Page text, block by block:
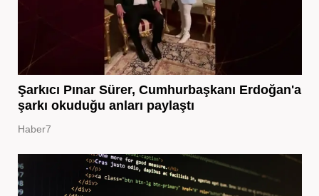
Şarkıcı Pınar Sürer, Cumhurbaşkanı Erdoğan'a
şarkı okuduğu anları paylaştı
Haber7